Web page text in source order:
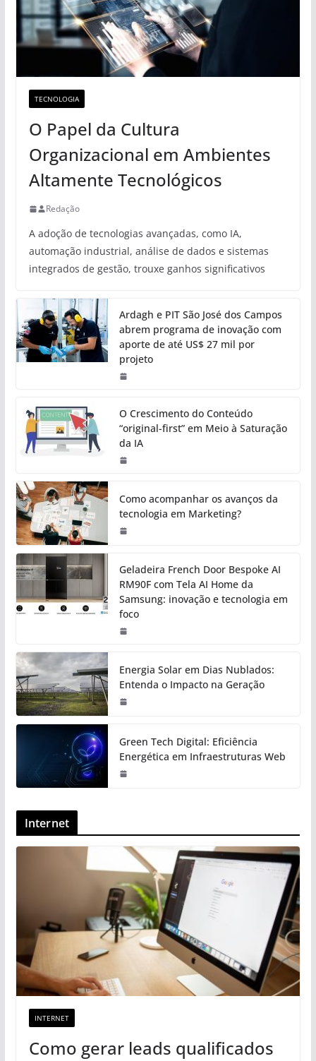
TECNOLOGIA
O Papel da Cultura
Organizacional em Ambientes
Altamente Tecnológicos
Redação
A adoção de tecnologias avançadas, como IA,
automação industrial, análise de dados e sistemas
integrados de gestão, trouxe ganhos significativos
Ardagh e PIT São José dos Campos
abrem programa de inovação com
aporte de até US$ 27 mil por
projeto
O Crescimento do Conteúdo
“original-first” em Meio à Saturação
da IA
Como acompanhar os avanços da
tecnologia em Marketing?
Geladeira French Door Bespoke AI
RM90F com Tela AI Home da
Samsung: inovação e tecnologia em
foco
Energia Solar em Dias Nublados:
Entenda o Impacto na Geração
Green Tech Digital: Eficiência
Energética em Infraestruturas Web
Internet
INTERNET
Como gerar leads qualificados